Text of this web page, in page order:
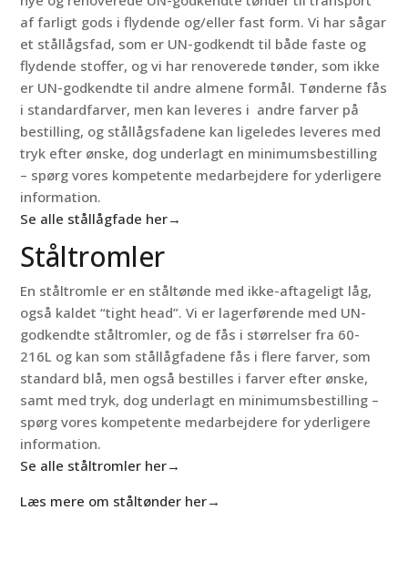
af farligt gods i flydende og/eller fast form. Vi har sågar
et stållågsfad, som er UN-godkendt til både faste og
flydende stoffer, og vi har renoverede tønder, som ikke
er UN-godkendte til andre almene formål. Tønderne fås
i standardfarver, men kan leveres i andre farver på
bestilling, og stållågsfadene kan ligeledes leveres med
tryk efter ønske, dog underlagt en minimumsbestilling
– spørg vores kompetente medarbejdere for yderligere
information.
Se alle stållågfade her→
Ståltromler
En ståltromle er en ståltønde med ikke-aftageligt låg,
også kaldet “tight head”. Vi er lagerførende med UN-
godkendte ståltromler, og de fås i størrelser fra 60-
216L og kan som stållågfadene fås i flere farver, som
standard blå, men også bestilles i farver efter ønske,
samt med tryk, dog underlagt en minimumsbestilling –
spørg vores kompetente medarbejdere for yderligere
information.
Se alle ståltromler her→
Læs mere om ståltønder her→